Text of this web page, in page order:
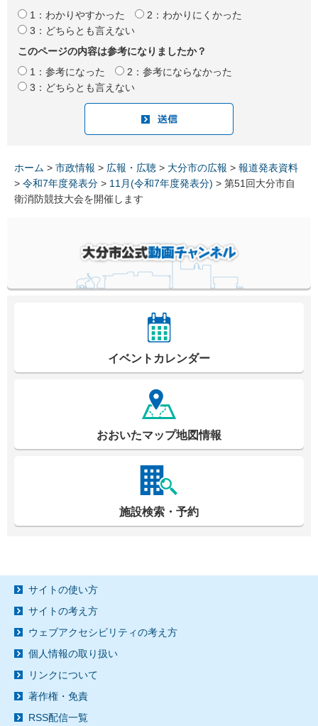
1：わかりやすかった
2：わかりにくかった
3：どちらとも言えない
このページの内容は参考になりましたか？
1：参考になった
2：参考にならなかった
3：どちらとも言えない
ホーム > 市政情報 > 広報・広聴 > 大分市の広報 > 報道発表資料
> 令和7年度発表分 > 11月(令和7年度発表分) > 第51回大分市自
衛消防競技大会を開催します
イベントカレンダー
おおいたマップ地図情報
施設検索・予約
サイトの使い方
サイトの考え方
ウェブアクセシビリティの考え方
個人情報の取り扱い
リンクについて
著作権・免責
RSS配信一覧